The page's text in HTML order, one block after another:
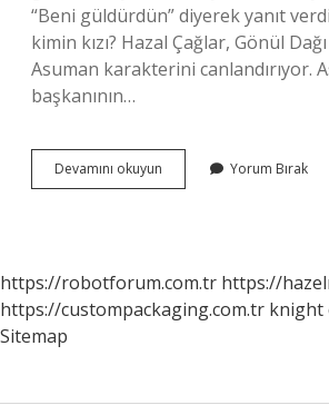
“Beni güldürdün” diyerek yanıt
kimin kızı? Hazal Çağlar, Gönül
Asuman karakterini canlandırıyor.
başkanının…
Devamını okuyun
Çağlar
Yorum Bırak
https://robotforum.com.tr https://
https://custompackaging.com.tr knight
Sitemap